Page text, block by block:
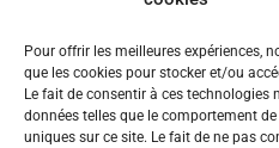
Pour offrir les meilleures expériences,
que les cookies pour stocker et/ou
Le fait de consentir à ces technologies
données telles que le comportement
uniques sur ce site. Le fait de ne pas